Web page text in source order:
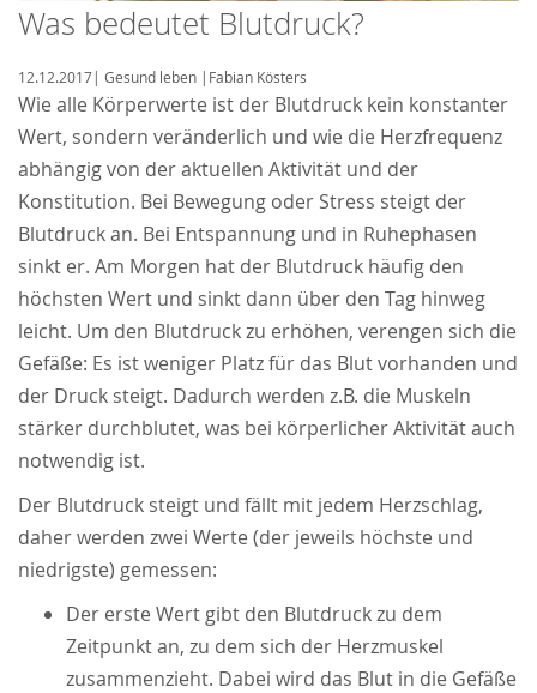
Was bedeutet Blutdruck?
12.12.2017| Gesund leben | Fabian Kösters
Wie alle Körperwerte ist der Blutdruck kein konstanter
Wert, sondern veränderlich und wie die Herzfrequenz
abhängig von der aktuellen Aktivität und der
Konstitution. Bei Bewegung oder Stress steigt der
Blutdruck an. Bei Entspannung und in Ruhephasen
sinkt er. Am Morgen hat der Blutdruck häufig den
höchsten Wert und sinkt dann über den Tag hinweg
leicht. Um den Blutdruck zu erhöhen, verengen sich die
Gefäße: Es ist weniger Platz für das Blut vorhanden und
der Druck steigt. Dadurch werden z.B. die Muskeln
stärker durchblutet, was bei körperlicher Aktivität auch
notwendig ist.
Der Blutdruck steigt und fällt mit jedem Herzschlag,
daher werden zwei Werte (der jeweils höchste und
niedrigste) gemessen:
Der erste Wert gibt den Blutdruck zu dem
Zeitpunkt an, zu dem sich der Herzmuskel
zusammenzieht. Dabei wird das Blut in die Gefäße